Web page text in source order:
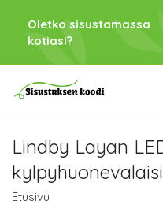
Oletko sisustamassa
kotiasi?
Lindby Layan
Etusivu